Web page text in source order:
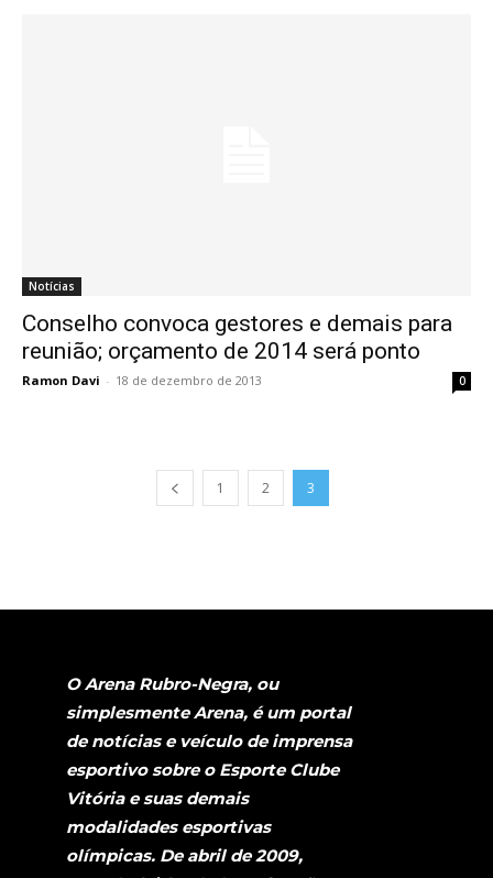
Notícias
Conselho convoca gestores e demais para
reunião; orçamento de 2014 será ponto
Ramon Davi - 18 de dezembro de 2013 0
1 2 3
O Arena Rubro-Negra, ou
simplesmente Arena, é um portal
de notícias e veículo de imprensa
esportivo sobre o Esporte Clube
Vitória e suas demais
modalidades esportivas
olímpicas. De abril de 2009,